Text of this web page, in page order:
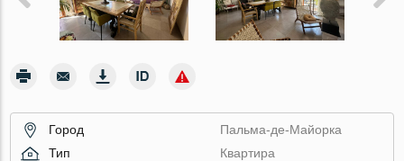
Город
Пальма-де-Майорка
Тип
Квартира